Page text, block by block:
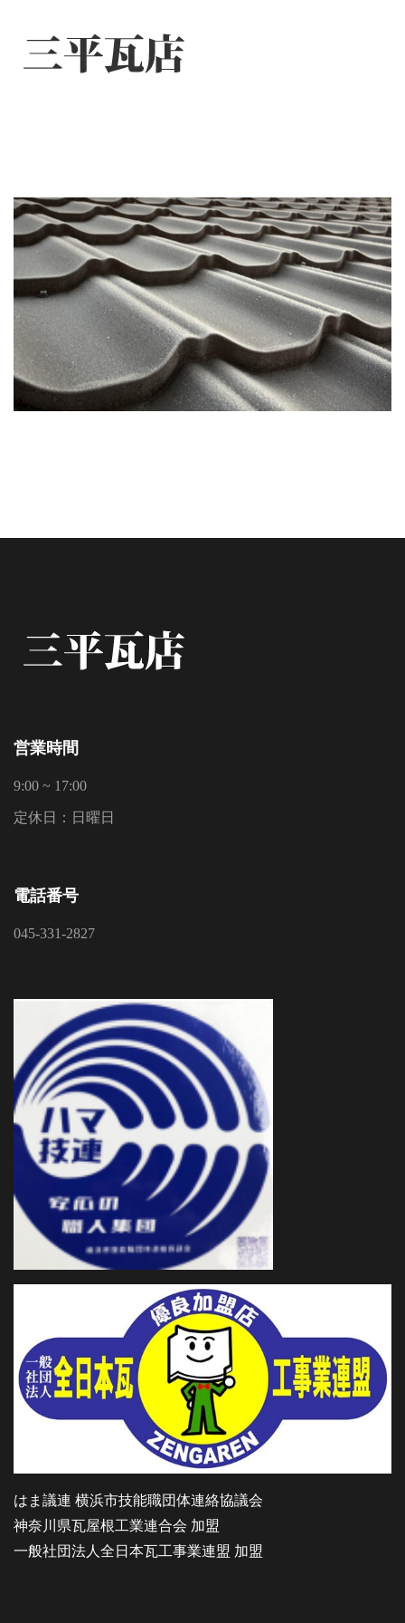
営業時間
9:00 ~ 17:00
定休日：日曜日
電話番号
045-331-2827
はま議連 横浜市技能職団体連絡協議会
神奈川県瓦屋根工業連合会 加盟
一般社団法人全日本瓦工事業連盟 加盟